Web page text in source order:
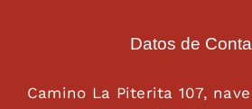
Datos de
Camino La Piterita 107, nave